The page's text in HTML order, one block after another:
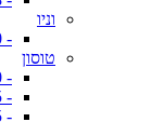
וניו
- 2020+
טוסון
- 2015-2020
- 2021-2025 (בנזין)
- 2021-2025 (הייבריד)